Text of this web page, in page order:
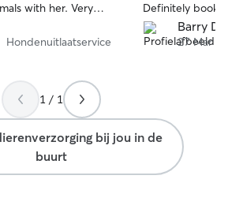
with her. Very
such a great
Hondenuitlaatservice
Definitely
Barry D.
27 Mar
1 / 1
bij jou in de
buurt